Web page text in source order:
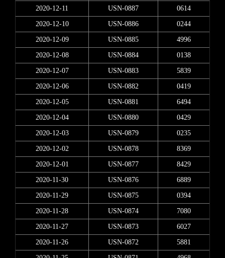
2020-12-11 USN-0887 0614
2020-12-10 USN-0886 0244
2020-12-09 USN-0885 4996
2020-12-08 USN-0884 0138
2020-12-07 USN-0883 5839
2020-12-06 USN-0882 0419
2020-12-05 USN-0881 6494
2020-12-04 USN-0880 0429
2020-12-03 USN-0879 0235
2020-12-02 USN-0878 8369
2020-12-01 USN-0877 8429
2020-11-30 USN-0876 6889
2020-11-29 USN-0875 0394
2020-11-28 USN-0874 7080
2020-11-27 USN-0873 6027
2020-11-26 USN-0872 5881